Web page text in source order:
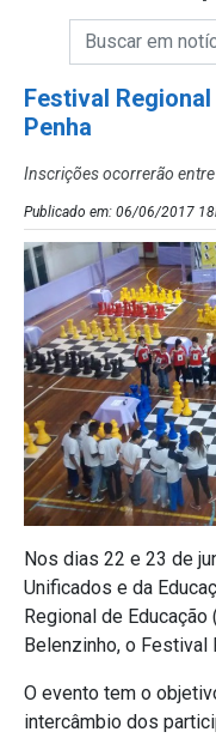
Campo
Campo de
Festival
Penha
Inscrições ocorrerão
Publicado em: 06/06/2017
Nos dias 22 e 23 de
Unificados e da
Regional de Educação
Belenzinho, o Festival
O evento tem o
intercâmbio dos